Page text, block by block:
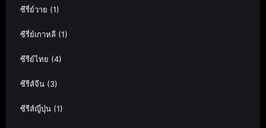
ซีรี่ย์วาย (1)
ซีรี่ย์เกาหลี (1)
ซีรีย์ไทย (4)
ซีรีส์จีน (3)
ซีรีส์ญี่ปุ่น (1)